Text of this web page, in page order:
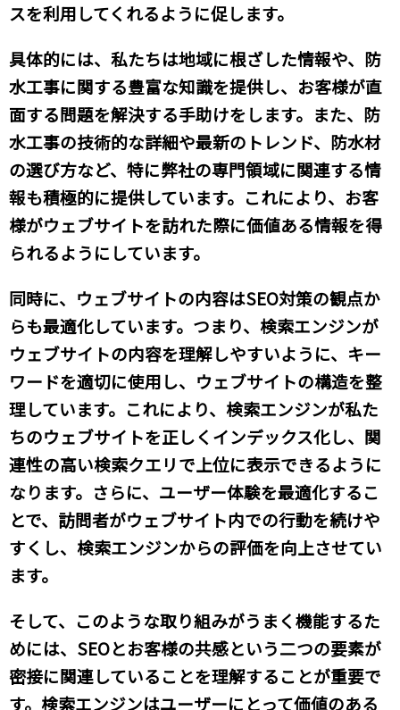
スを利用してくれるように促します。
具体的には、私たちは地域に根ざした情報や、防
水工事に関する豊富な知識を提供し、お客様が直
面する問題を解決する手助けをします。また、防
水工事の技術的な詳細や最新のトレンド、防水材
の選び方など、特に弊社の専門領域に関連する情
報も積極的に提供しています。これにより、お客
様がウェブサイトを訪れた際に価値ある情報を得
られるようにしています。
同時に、ウェブサイトの内容はSEO対策の観点か
らも最適化しています。つまり、検索エンジンが
ウェブサイトの内容を理解しやすいように、キー
ワードを適切に使用し、ウェブサイトの構造を整
理しています。これにより、検索エンジンが私た
ちのウェブサイトを正しくインデックス化し、関
連性の高い検索クエリで上位に表示できるように
なります。さらに、ユーザー体験を最適化するこ
とで、訪問者がウェブサイト内での行動を続けや
すくし、検索エンジンからの評価を向上させてい
ます。
そして、このような取り組みがうまく機能するた
めには、SEOとお客様の共感という二つの要素が
密接に関連していることを理解することが重要で
す。検索エンジンはユーザーにとって価値のある